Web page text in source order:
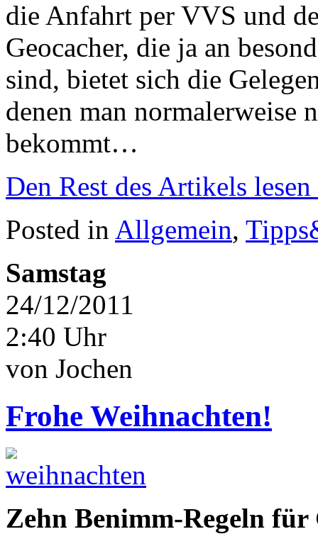
die Anfahrt per VVS und
Geocacher, die ja an
sind, bietet sich die
denen man normalerweise
bekommt…
Den Rest des Artikels lesen
Posted in Allgemein,
Samstag
24/12/2011
2:40 Uhr
von Jochen
Frohe Weihnachten!
Zehn Benimm-Regeln für